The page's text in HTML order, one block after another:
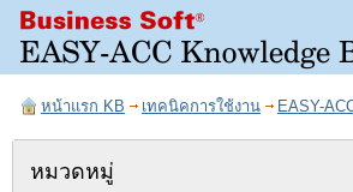
หน้าแรก KB เทคนิคการใช้งาน EASY-
หมวดหมู่